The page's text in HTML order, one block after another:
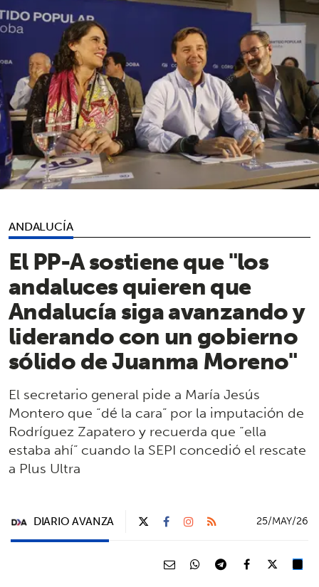
ANDALUCÍA
El PP-A sostiene que "los
andaluces quieren que
Andalucía siga avanzando y
liderando con un gobierno
sólido de Juanma Moreno"
El secretario general pide a María Jesús
Montero que “dé la cara” por la imputación de
Rodríguez Zapatero y recuerda que “ella
estaba ahí” cuando la SEPI concedió el rescate
a Plus Ultra
DIARIO AVANZA 25/MAY/26